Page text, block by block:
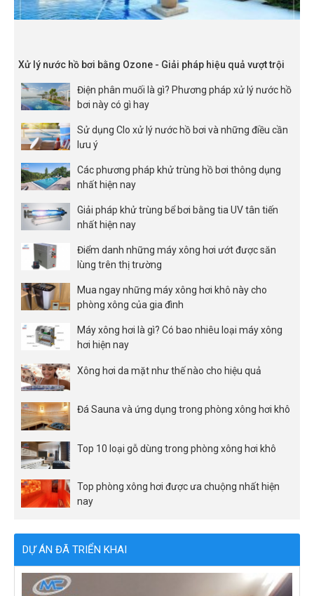
Xử lý nước hồ bơi bằng Ozone - Giải pháp hiệu quả vượt trội
Điện phân muối là gì? Phương pháp xử lý nước hồ
bơi này có gì hay
Sử dụng Clo xử lý nước hồ bơi và những điều cần
lưu ý
Các phương pháp khử trùng hồ bơi thông dụng
nhất hiện nay
Giải pháp khử trùng bể bơi bằng tia UV tân tiến
nhất hiện nay
Điểm danh những máy xông hơi ướt được săn
lùng trên thị trường
Mua ngay những máy xông hơi khô này cho
phòng xông của gia đình
Máy xông hơi là gì? Có bao nhiêu loại máy xông
hơi hiện nay
Xông hơi da mặt như thế nào cho hiệu quả
Đá Sauna và ứng dụng trong phòng xông hơi khô
Top 10 loại gỗ dùng trong phòng xông hơi khô
Top phòng xông hơi được ưa chuộng nhất hiện
nay
DỰ ÁN ĐÃ TRIỂN KHAI